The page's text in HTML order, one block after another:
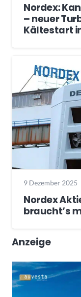
Nordex:
– neuer
Kältestart
9 Dezember 2025
Nordex
braucht’s
Anzeige